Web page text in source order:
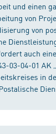
und einen
von
von
auch
03-04-01
in